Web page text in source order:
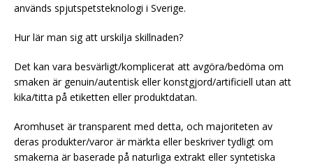
används spjutspetsteknologi i Sverige.
Hur lär man sig att urskilja skillnaden?
Det kan vara besvärligt/komplicerat att avgöra/bedöma om
smaken är genuin/autentisk eller konstgjord/artificiell utan att
kika/titta på etiketten eller produktdatan.
Aromhuset är transparent med detta, och majoriteten av
deras produkter/varor är märkta eller beskriver tydligt om
smakerna är baserade på naturliga extrakt eller syntetiska